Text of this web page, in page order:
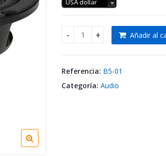
USA dollar
Bajo de 5" 60W - 8ohm -
Añadir al
Referencia: B5-01
Categoría: Audio